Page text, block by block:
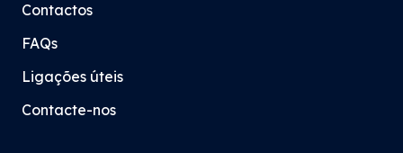
Contactos
FAQs
Ligações úteis
Contacte-nos